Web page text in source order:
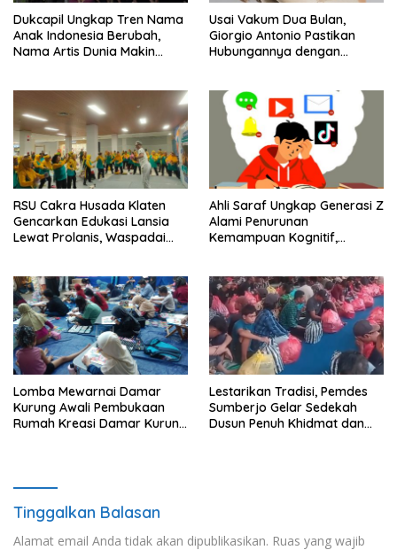
Dukcapil Ungkap Tren Nama
Anak Indonesia Berubah,
Nama Artis Dunia Makin
Usai Vakum Dua Bulan,
Giorgio Antonio Pastikan
Hubungannya dengan
RSU Cakra Husada Klaten
Gencarkan Edukasi Lansia
Lewat Prolanis, Waspadai
Ahli Saraf Ungkap Generasi Z
Alami Penurunan
Kemampuan Kognitif,
Lomba Mewarnai Damar
Kurung Awali Pembukaan
Rumah Kreasi Damar Kurung
Lestarikan Tradisi, Pemdes
Sumberjo Gelar Sedekah
Dusun Penuh Khidmat dan
Tinggalkan Balasan
Alamat email Anda tidak akan dipublikasikan. Ruas yang wajib